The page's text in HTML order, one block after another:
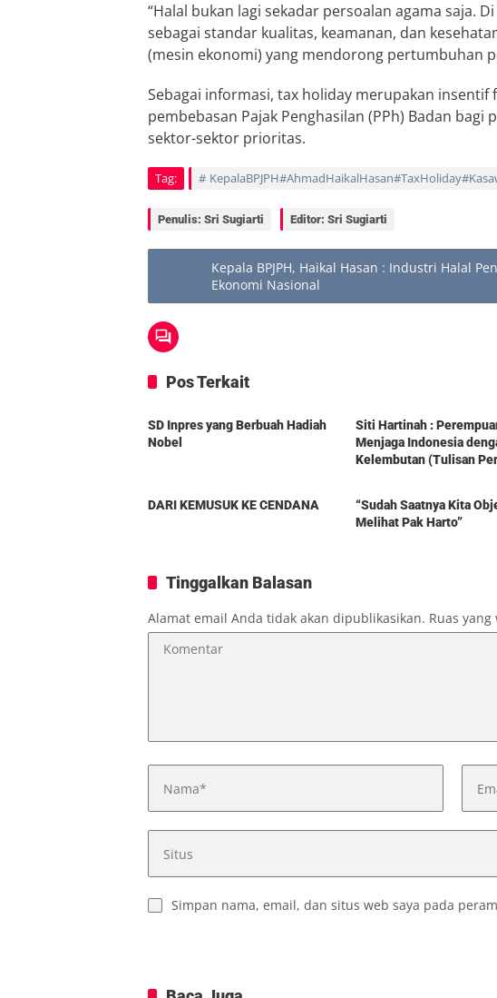
“Halal bukan lagi sekadar persoalan agama saja.
sebagai standar kualitas, keamanan, dan
(mesin ekonomi) yang mendorong pertumbuhan
Sebagai informasi, tax holiday merupakan
pembebasan Pajak Penghasilan (PPh) Badan bagi
sektor-sektor prioritas.
Tag:
Penulis: Sri Sugiarti Editor: Sri Sugiarti
Kepala BPJPH, Haikal Hasan : Industri Halal
Ekonomi Nasional
Pos Terkait
Berita
SD Inpres yang Berbuah Hadiah
Nobel
Siti Hartinah :
Menjaga Indonesia
Kelembutan (Tulisan
DARI KEMUSUK KE CENDANA
“Sudah Saatnya Kita
Melihat Pak Harto”
Tinggalkan Balasan
Alamat email Anda tidak akan dipublikasikan. Ruas
Simpan nama, email, dan situs web saya pada